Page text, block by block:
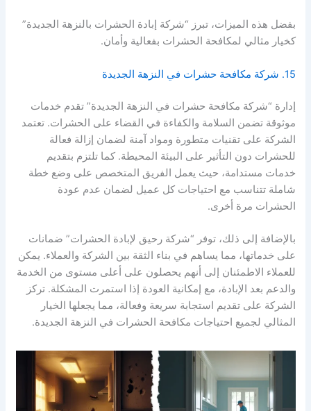
بفضل هذه الميزات، تبرز “شركة إبادة الحشرات بالنزهة الجديدة”
كخيار مثالي لمكافحة الحشرات بفعالية وأمان.
15. شركة مكافحة حشرات في النزهة الجديدة
إدارة “شركة مكافحة حشرات في النزهة الجديدة” تقدم خدمات
موثوقة تضمن السلامة والكفاءة في القضاء على الحشرات. تعتمد
الشركة على تقنيات متطورة ومواد آمنة لضمان إزالة فعالة
للحشرات دون التأثير على البيئة المحيطة. كما تلتزم بتقديم
خدمات مستدامة، حيث يعمل الفريق المتخصص على وضع خطة
شاملة تتناسب مع احتياجات كل عميل لضمان عدم عودة
الحشرات مرة أخرى.
بالإضافة إلى ذلك، توفر “شركة رحيق لإبادة الحشرات” ضمانات
على خدماتها، مما يساهم في بناء الثقة بين الشركة والعملاء. يمكن
للعملاء الاطمئنان إلى أنهم يحصلون على أعلى مستوى من الخدمة
والدعم بعد الإبادة، مع إمكانية العودة إذا استمرت المشكلة. تركز
الشركة على تقديم استجابة سريعة وفعالة، مما يجعلها الخيار
المثالي لجميع احتياجات مكافحة الحشرات في النزهة الجديدة.